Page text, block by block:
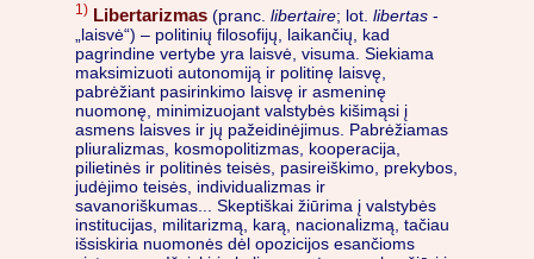
1) Libertarizmas (pranc. libertaire; lot. libertas -
„laisvė“) – politinių filosofijų, laikančių, kad
pagrindine vertybe yra laisvė, visuma. Siekiama
maksimizuoti autonomiją ir politinę laisvę,
pabrėžiant pasirinkimo laisvę ir asmeninę
nuomonę, minimizuojant valstybės kišimąsi į
asmens laisves ir jų pažeidinėjimus. Pabrėžiamas
pliuralizmas, kosmopolitizmas, kooperacija,
pilietinės ir politinės teisės, pasireiškimo, prekybos,
judėjimo teisės, individualizmas ir
savanoriškumas... Skeptiškai žiūrima į valstybės
institucijas, militarizmą, karą, nacionalizmą, tačiau
išsiskiria nuomonės dėl opozicijos esančioms